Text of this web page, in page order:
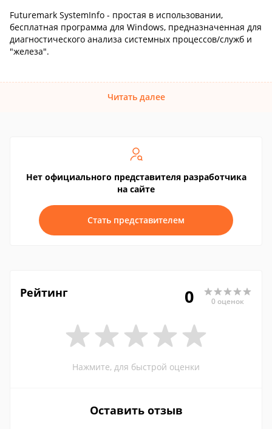
Futuremark SystemInfo - простая в использовании,
бесплатная программа для Windows, предназначенная для
диагностического анализа системных процессов/служб и
"железа".
Читать далее
Нет официального представителя разработчика
на сайте
Стать представителем
Рейтинг 0 0 оценок
Нажмите, для быстрой оценки
Оставить отзыв